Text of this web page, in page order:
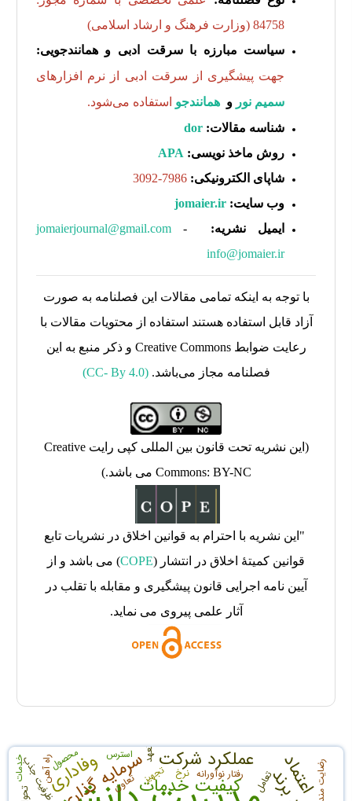
84758 (وزارت فرهنگ و ارشاد اسلامی)
سیاست مبارزه با سرقت ادبی و همانندجویی:
جهت پیشگیری از سرقت ادبی از نرم افزارهای
سمیم نور و همانندجو استفاده می‌شود.
شناسه مقالات: dor
روش ماخذ نویسی: APA
شاپای الکترونیکی: 7986-3092
وب سایت: jomaier.ir
ایمیل نشریه:
jomaierjournal@gmail.com-
info@jomaier.ir
با توجه به اینکه تمامی مقالات این فصلنامه به صورت
آزاد قابل استفاده هستند استفاده از محتویات مقالات با
رعایت ضوابط Creative Commons و ذکر منبع به این
فصلنامه مجاز می‌باشد.(CC- By 4.0)
(این نشریه تحت قانون بین المللی کپی رایت Creative
Commons: BY-NC می باشد.)
"این نشریه با احترام به قوانین اخلاق در نشریات تابع
قوانین کمیتۀ اخلاق در انتشار (COPE) می باشد و از
آیین نامه اجرایی قانون پیشگیری و مقابله با تقلب در
آثار علمی پیروی می نماید.
کیفیت خدماتسرمایه گذاری
وفاداری عملکرد شرکت اعتماد ظرفیت جذب رفتار نوآورانه
استرس
تجهیز راه آهن تعامل
محصول
تعاون
خدمات نرخ
تعهد